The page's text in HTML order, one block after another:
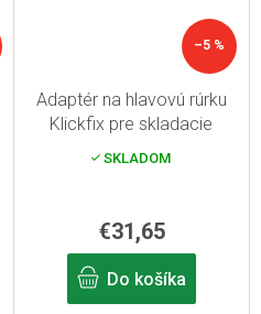
–5 %
Adaptér na hlavovú rúrku
Klickfix pre skladacie
bicykle
SKLADOM
€31,65
Do košíka